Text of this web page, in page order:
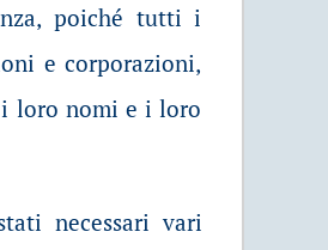
poiché tutti i
e corporazioni,
i loro nomi e i loro
necessari vari